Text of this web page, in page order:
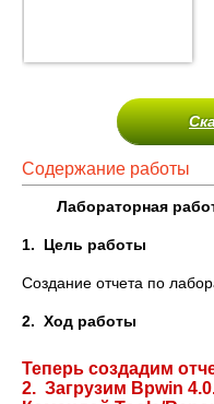
Содержание работы
Лабораторная
1. Цель работы
Создание отчета по
2. Ход работы
Теперь создадим
2. Загрузим Bpwin